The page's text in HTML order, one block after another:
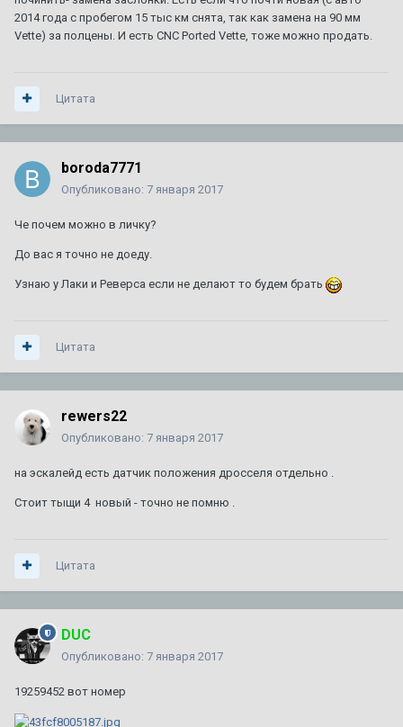
2014 года с пробегом 15 тыс км снята, так как замена на 90 мм
Vette) за полцены. И есть CNC Ported Vette, тоже можно продать.
Цитата
boroda7771
Опубликовано: 7 января 2017
Че почем можно в личку?
До вас я точно не доеду.
Узнаю у Лаки и Реверса если не делают то будем брать
Цитата
rewers22
Опубликовано: 7 января 2017
на эскалейд есть датчик положения дросселя отдельно .
Стоит тыщи 4 новый - точно не помню .
Цитата
DUC
Опубликовано: 7 января 2017
19259452 вот номер